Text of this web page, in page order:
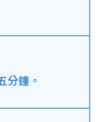
分鐘。